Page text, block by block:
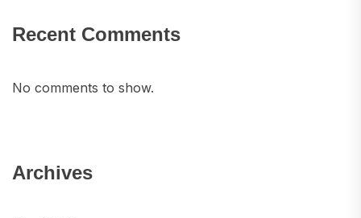
Recent Comments
No comments to show.
Archives